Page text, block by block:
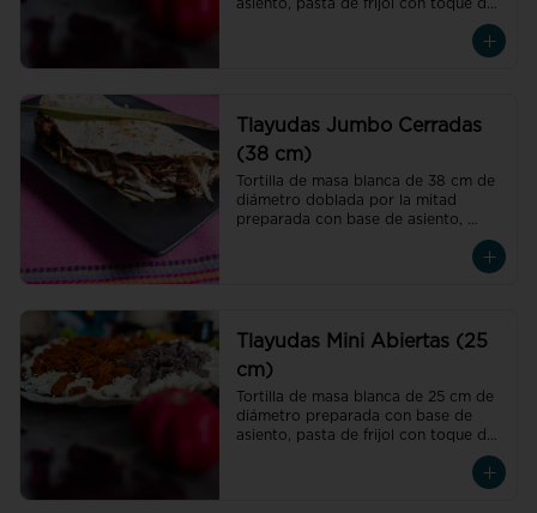
asiento, pasta de frijol con toque de
Tlayudas Jumbo Cerradas
(38 cm)
Tortilla de masa blanca de 38 cm de
diámetro doblada por la mitad
preparada con base de asiento,
pasta de frijol con toque de hoja de
Tlayudas Mini Abiertas (25
cm)
Tortilla de masa blanca de 25 cm de
diámetro preparada con base de
asiento, pasta de frijol con toque de